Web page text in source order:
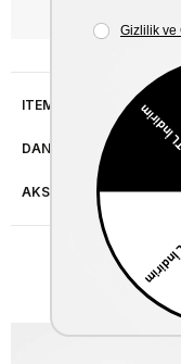
ITEM FEATURES
DANIŞMA HATTI
AKSESUAR ONARIMI